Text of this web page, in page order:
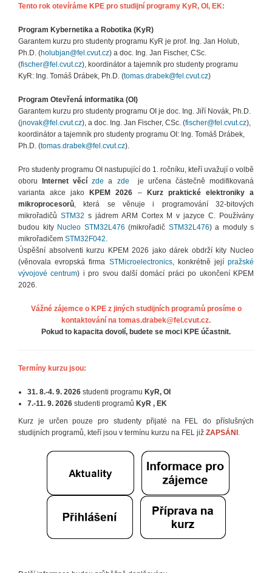
Tento rok otevíráme KPE pro studijní programy KyR, OI, EK:
Program Kybernetika a Robotika (KyR)
Garantem kurzu pro studenty programu KyR je prof. Ing. Jan Holub,
Ph.D. (holubjan@fel.cvut.cz) a doc. Ing. Jan Fischer, CSc.
(fischer@fel.cvut.cz), koordinátor a tajemník pro studenty programu
KyR: Ing. Tomáš Drábek, Ph.D. (tomas.drabek@fel.cvut.cz)
Program Otevřená informatika (OI)
Garantem kurzu pro studenty programu OI je doc. Ing. Jiří Novák, Ph.D.
(jnovak@fel.cvut.cz), a doc. Ing. Jan Fischer, CSc. (fischer@fel.cvut.cz),
koordinátor a tajemník pro studenty programu OI: Ing. Tomáš Drábek,
Ph.D. (tomas.drabek@fel.cvut.cz).
Pro studenty programu OI nastupující do 1. ročníku, kteří uvažují o volbě
oboru
Internet věcí zde a zde je určena částečně modifikovaná
varianta akce jako
KPEM 2026 –
Kurz praktické elektroniky a
mikroprocesorů, která se věnuje i programování 32-bitových
mikrořadičů STM32 s jádrem ARM Cortex M v jazyce C. Používány
budou kity Nucleo STM32L476 (mikrořadič STM32L476) a moduly s
mikrořadičem STM32F042.
Úspěšní absolventi kurzu KPEM 2026 jako dárek obdrží kity Nucleo
(věnovala evropská firma STMicroelectronics, konkrétně její pražské
vývojové centrum) i pro svou další domácí práci po ukončení KPEM
2026.
Vážné zájemce o KPE z jiných studijních programů prosíme o
kontaktování na tomas.drabek@fel.cvut.cz.
Pokud to kapacita dovolí, budete se moci KPE účastnit.
Termíny kurzu jsou:
31. 8.-4. 9. 2026 studenti programu KyR, OI
7.-11. 9. 2026 studenti programů KyR , EK
Kurz je určen pouze pro studenty přijaté na FEL do příslušných
studijních programů, kteří jsou v termínu kurzu na FEL již ZAPSÁNI .